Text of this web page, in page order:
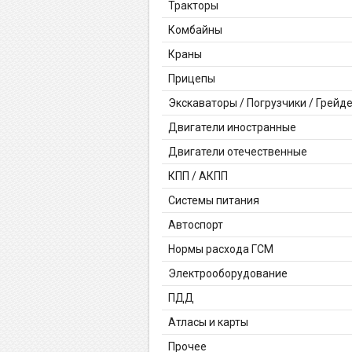
Тракторы
Комбайны
Краны
Прицепы
Экскаваторы / Погрузчики /
Двигатели иностранные
Двигатели отечественные
КПП / АКПП
Системы питания
Автоспорт
Нормы расхода ГСМ
Электрооборудование
ПДД
Атласы и карты
Прочее